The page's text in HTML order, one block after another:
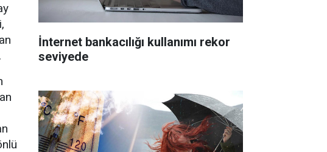
İnternet bankacılığı kullanımı rekor
seviyede